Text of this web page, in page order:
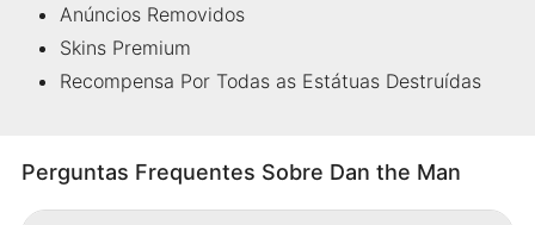
Anúncios Removidos
Skins Premium
Recompensa Por Todas as Estátuas Destruídas
Perguntas Frequentes Sobre Dan the Man